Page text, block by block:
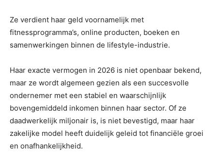
Ze verdient haar geld voornamelijk met
fitnessprogramma’s, online producten, boeken en
samenwerkingen binnen de lifestyle-industrie.
Haar exacte vermogen in 2026 is niet openbaar bekend,
maar ze wordt algemeen gezien als een succesvolle
ondernemer met een stabiel en waarschijnlijk
bovengemiddeld inkomen binnen haar sector. Of ze
daadwerkelijk miljonair is, is niet bevestigd, maar haar
zakelijke model heeft duidelijk geleid tot financiële groei
en onafhankelijkheid.